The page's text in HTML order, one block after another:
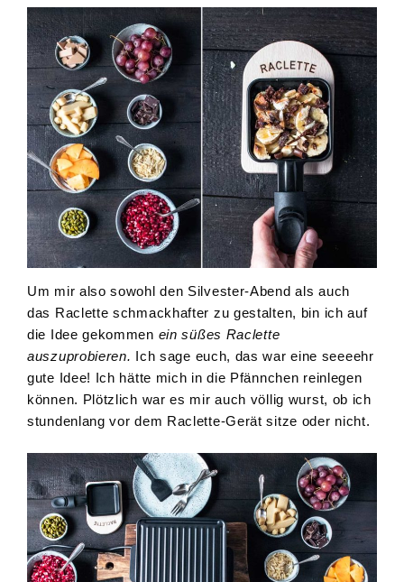
Um mir also sowohl den Silvester-Abend als auch
das Raclette schmackhafter zu gestalten, bin ich auf
die Idee gekommen ein süßes Raclette
auszuprobieren. Ich sage euch, das war eine seeeehr
gute Idee! Ich hätte mich in die Pfännchen reinlegen
können. Plötzlich war es mir auch völlig wurst, ob ich
stundenlang vor dem Raclette-Gerät sitze oder nicht.